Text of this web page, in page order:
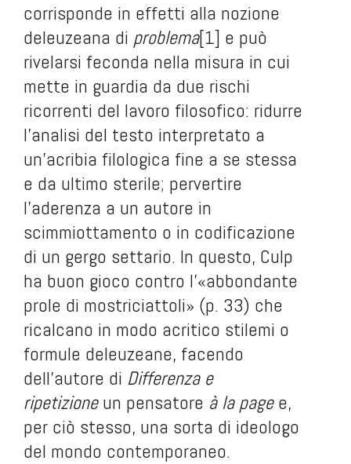
corrisponde in effetti alla nozione
deleuzeana di problema[1] e può
rivelarsi feconda nella misura in cui
mette in guardia da due rischi
ricorrenti del lavoro filosofico: ridurre
l’analisi del testo interpretato a
un’acribia filologica fine a se stessa
e da ultimo sterile; pervertire
l’aderenza a un autore in
scimmiottamento o in codificazione
di un gergo settario. In questo, Culp
ha buon gioco contro l’«abbondante
prole di mostriciattoli» (p. 33) che
ricalcano in modo acritico stilemi o
formule deleuzeane, facendo
dell’autore di Differenza e
ripetizioneun pensatore à la pagee,
per ciò stesso, una sorta di ideologo
del mondo contemporaneo.